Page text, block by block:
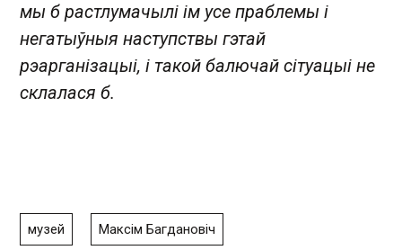
мы б растлумачылі ім усе праблемы і
негатыўныя наступствы гэтай
рэарганізацыі, і такой балючай сітуацыі не
склалася б.
музей Максім Багдановіч